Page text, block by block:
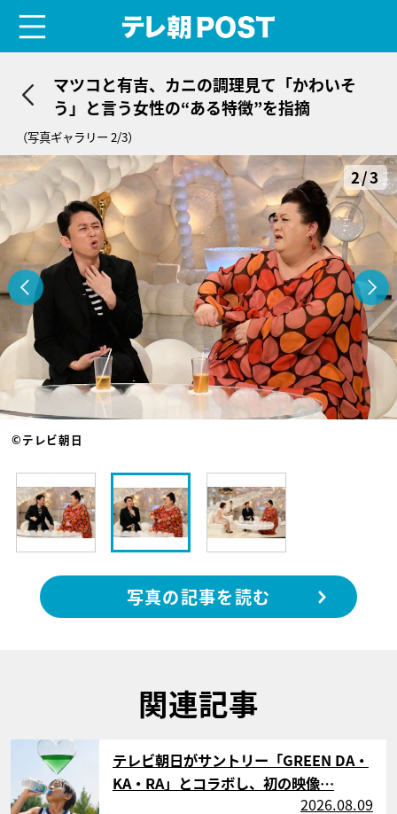
マツコと有吉、カニの調理見て「かわいそ
う」と言う女性の“ある特徴”を指摘
（写真ギャラリー 2/3）
2/3
©テレビ朝日
写真の記事を読む
関連記事
テレビ朝日がサントリー「GREEN DA・
KA・RA」とコラボし、初の映像…
2026.08.09